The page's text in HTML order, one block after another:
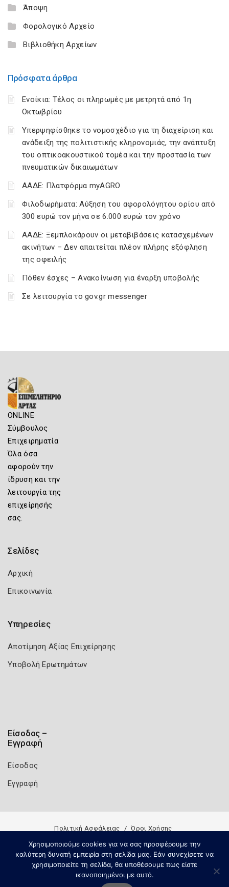
Άποψη
Φορολογικό Αρχείο
Βιβλιοθήκη Αρχείων
Πρόσφατα άρθρα
Ενοίκια: Τέλος οι πληρωμές με μετρητά από 1η
Οκτωβρίου
Υπερψηφίσθηκε το νομοσχέδιο για τη διαχείριση και
ανάδειξη της πολιτιστικής κληρονομιάς, την ανάπτυξη
του οπτικοακουστικού τομέα και την προστασία των
πνευματικών δικαιωμάτων
ΑΑΔΕ: Πλατφόρμα myAGRO
Φιλοδωρήματα: Αύξηση του αφορολόγητου ορίου από
300 ευρώ τον μήνα σε 6.000 ευρώ τον χρόνο
ΑΑΔΕ: Ξεμπλοκάρουν οι μεταβιβάσεις κατασχεμένων
ακινήτων – Δεν απαιτείται πλέον πλήρης εξόφληση
της οφειλής
Πόθεν έσχες – Ανακοίνωση για έναρξη υποβολής
Σε λειτουργία το gov.gr messenger
ONLINE
Σύμβουλος
Επιχειρηματία
Όλα όσα
αφορούν την
ίδρυση και την
λειτουργία της
επιχείρησής
σας.
Σελίδες
Αρχική
Επικοινωνία
Υπηρεσίες
Αποτίμηση Αξίας Επιχείρησης
Υποβολή Ερωτημάτων
Είσοδος –
Εγγραφή
Είσοδος
Εγγραφή
Πολιτική Ασφάλειας Όροι Χρήσης
Χρησιμοποιούμε cookies για να σας προσφέρουμε την
καλύτερη δυνατή εμπειρία στη σελίδα μας. Εάν συνεχίσετε να
χρησιμοποιείτε τη σελίδα, θα υποθέσουμε πως είστε
ικανοποιημένοι με αυτό.
Copyright 2026 Knowledge A.E.